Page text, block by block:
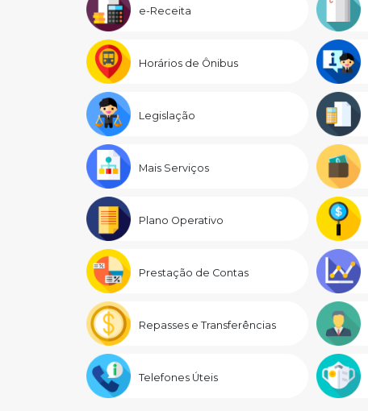
e-Receita
Horários de Ônibus
Legislação
Mais Serviços
Plano Operativo
Prestação de Contas
Repasses e Transferências
Telefones Úteis